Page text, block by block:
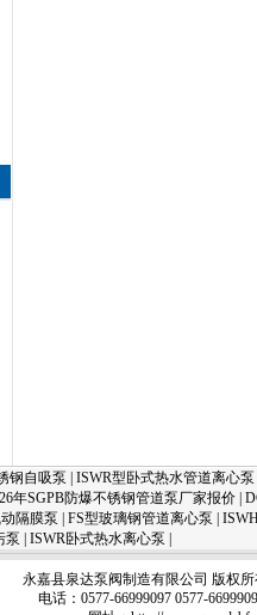
钢自吸泵 ISWR型卧式热水管道离心泵
年SGPB防爆不锈钢管道泵厂家报价|
隔膜泵 FS型玻璃钢管道离心泵
泵 ISWR卧式热水离心泵
永嘉县泉达泵阀制造有限公司 版权
电话：0577-66999097 0577-